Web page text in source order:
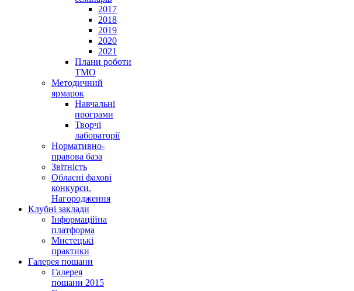
2017
2018
2019
2020
2021
Плани роботи
ТМО
Методичний
ярмарок
Навчальні
програми
Творчі
лабораторії
Нормативно-
правова база
Звітність
Обласні фахові
конкурси.
Нагородження
Клубні заклади
Інформаційна
платформа
Мистецькі
практики
Галерея пошани
Галерея
пошани 2015